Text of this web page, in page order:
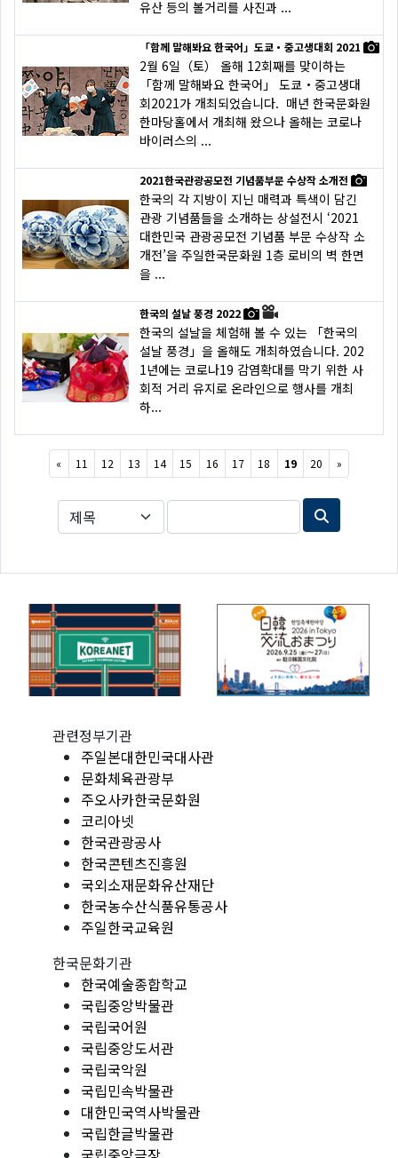
유산 등의 볼거리를 사진과 ...
「함께 말해봐요 한국어」도쿄・중고생대회 2021
2월 6일（토） 올해 12회째를 맞이하는
「함께 말해봐요 한국어」 도쿄・중고생대
회2021가 개최되었습니다. 매년 한국문화원
한마당홀에서 개최해 왔으나 올해는 코로나
바이러스의 ...
2021한국관광공모전 기념품부문 수상작 소개전
한국의 각 지방이 지닌 매력과 특색이 담긴
관광 기념품들을 소개하는 상설전시 ‘2021
대한민국 관광공모전 기념품 부문 수상작 소
개전’을 주일한국문화원 1층 로비의 벽 한면
을 ...
한국의 설날 풍경 2022
한국의 설날을 체험해 볼 수 있는 「한국의
설날 풍경」을 올해도 개최하였습니다. 202
1년에는 코로나19 감염확대를 막기 위한 사
회적 거리 유지로 온라인으로 행사를 개최
하...
«Previous
11 12 13 14 15 16 17 18 19 20 »Next
관련정부기관
주일본대한민국대사관
문화체육관광부
주오사카한국문화원
코리아넷
한국관광공사
한국콘텐츠진흥원
국외소재문화유산재단
한국농수산식품유통공사
주일한국교육원
한국문화기관
한국예술종합학교
국립중앙박물관
국립국어원
국립중앙도서관
국립국악원
국립민속박물관
대한민국역사박물관
국립한글박물관